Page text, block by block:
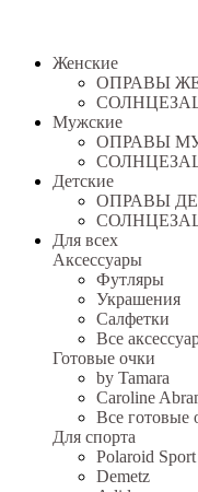
Женские
ОПРАВЫ
Мужские
ОПРАВЫ
Детские
ОПРАВЫ
Для всех
Аксессуары
Футляры
Украшения
Салфетки
Все
Готовые очки
by Tamara
Caroline
Все готовые
Для спорта
Polaroid Sport
Demetz